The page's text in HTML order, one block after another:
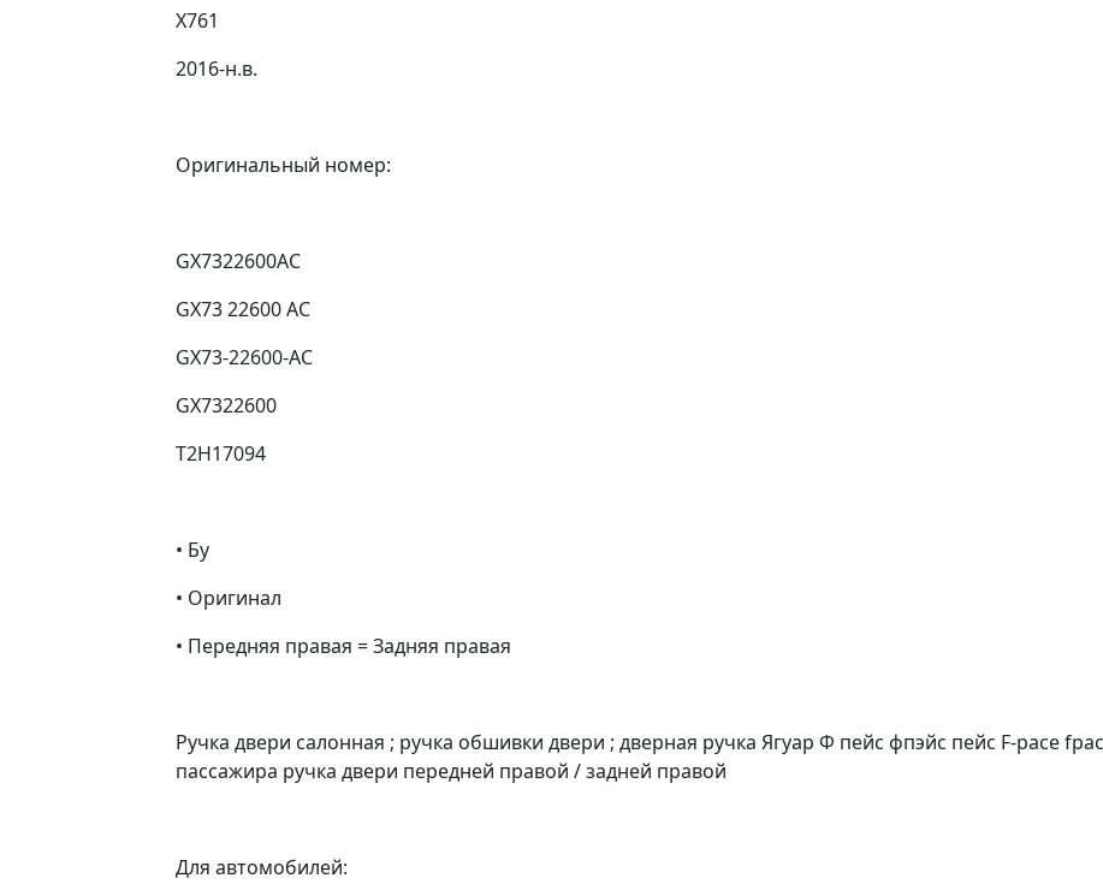
X761
2016-н.в.
Оригинальный номер:
GX7322600AC
GX73 22600 AC
GX73-22600-AC
GX7322600
T2H17094
• Бу
• Оригинал
• Передняя правая = Задняя правая
Ручка двери салонная ; ручка обшивки двери ; дверная ручка Ягуар Ф пейс фпэйс пейс F-pace
пассажира ручка двери передней правой / задней правой
Для автомобилей: